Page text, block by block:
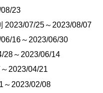
23
2023/07/25～2023/08/07
16～2023/06/30
28～2023/06/14
2023/04/21
～2023/02/08